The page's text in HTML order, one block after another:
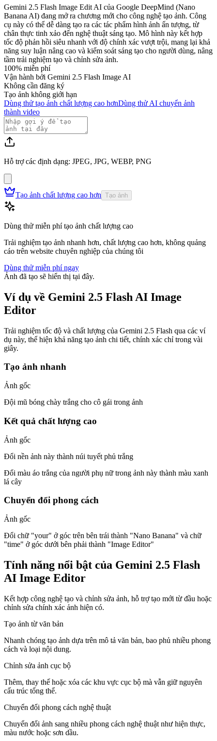
Gemini 2.5 Flash Image Edit AI của Google DeepMind (Nano
Banana AI) đang mở ra chương mới cho công nghệ tạo ảnh. Công
cụ này có thể dễ dàng tạo ra các tác phẩm hình ảnh ấn tượng, từ
chân thực tinh xảo đến nghệ thuật sáng tạo. Mô hình này kết hợp
tốc độ phản hồi siêu nhanh với độ chính xác vượt trội, mang lại khả
năng suy luận nâng cao và kiểm soát sáng tạo cho người dùng, nâng
tầm trải nghiệm tạo và chỉnh sửa ảnh.
100% miễn phí
Vận hành bởi Gemini 2.5 Flash Image AI
Không cần đăng ký
Tạo ảnh không giới hạn
Dùng thử tạo ảnh chất lượng cao hơnDùng thử AI chuyển ảnh
thành video
Hỗ trợ các định dạng: JPEG, JPG, WEBP, PNG
Tạo ảnh chất lượng cao hơn Tạo ảnh
Dùng thử miễn phí tạo ảnh chất lượng cao
Trải nghiệm tạo ảnh nhanh hơn, chất lượng cao hơn, không quảng
cáo trên website chuyên nghiệp của chúng tôi
Dùng thử miễn phí ngay
Ảnh đã tạo sẽ hiển thị tại đây.
Ví dụ về Gemini 2.5 Flash AI Image
Editor
Trải nghiệm tốc độ và chất lượng của Gemini 2.5 Flash qua các ví
dụ này, thể hiện khả năng tạo ảnh chi tiết, chính xác chỉ trong vài
giây.
Tạo ảnh nhanh
Ảnh gốc
Đội mũ bóng chày trắng cho cô gái trong ảnh
Kết quả chất lượng cao
Ảnh gốc
Đổi nền ảnh này thành núi tuyết phủ trắng
Đổi màu áo trắng của người phụ nữ trong ảnh này thành màu xanh
lá cây
Chuyển đổi phong cách
Ảnh gốc
Đổi chữ "your" ở góc trên bên trái thành "Nano Banana" và chữ
"time" ở góc dưới bên phải thành "Image Editor"
Tính năng nổi bật của Gemini 2.5 Flash
AI Image Editor
Kết hợp công nghệ tạo và chỉnh sửa ảnh, hỗ trợ tạo mới từ đầu hoặc
chỉnh sửa chính xác ảnh hiện có.
Tạo ảnh từ văn bản
Nhanh chóng tạo ảnh dựa trên mô tả văn bản, bao phủ nhiều phong
cách và loại nội dung.
Chỉnh sửa ảnh cục bộ
Thêm, thay thế hoặc xóa các khu vực cục bộ mà vẫn giữ nguyên
cấu trúc tổng thể.
Chuyển đổi phong cách nghệ thuật
Chuyển đổi ảnh sang nhiều phong cách nghệ thuật như hiện thực,
màu nước hoặc sơn dầu.